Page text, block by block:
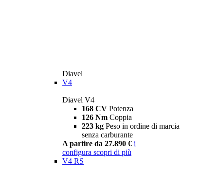
Diavel
V4
Diavel V4
168 CV Potenza
126 Nm Coppia
223 kg Peso in ordine di marcia
senza carburante
A partire da 27.890 € i
configura scopri di più
V4 RS